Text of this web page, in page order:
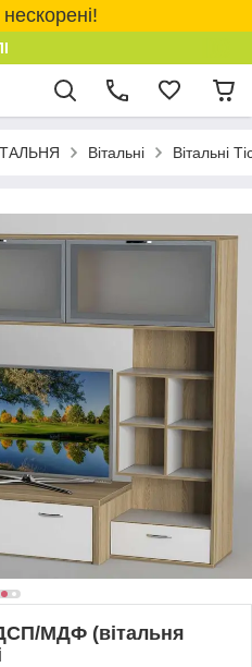
нескорені!
Вітальні Вітальні
ДСП/МДФ (вітальня